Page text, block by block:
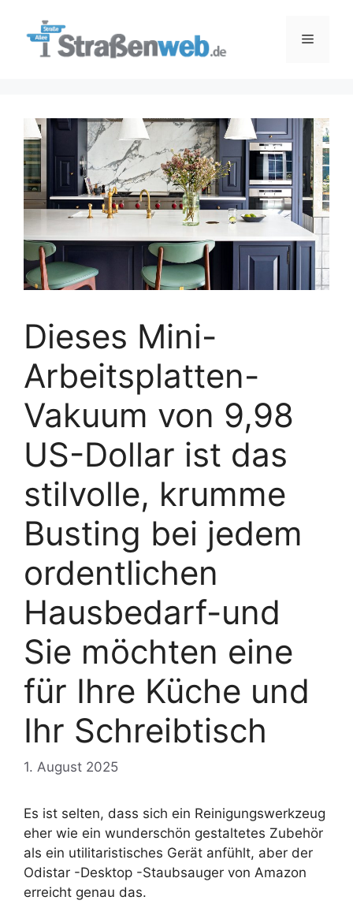
Menü
Dieses Mini-
Arbeitsplatten-
Vakuum von 9,98
US-Dollar ist das
stilvolle, krumme
Busting bei jedem
ordentlichen
Hausbedarf-und
Sie möchten eine
für Ihre Küche und
Ihr Schreibtisch
1. August 2025
Es ist selten, dass sich ein Reinigungswerkzeug
eher wie ein wunderschön gestaltetes Zubehör
als ein utilitaristisches Gerät anfühlt, aber der
Odistar -Desktop -Staubsauger von Amazon
erreicht genau das.